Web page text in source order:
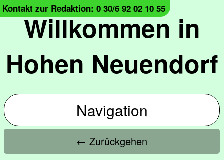
Willkommen in
Hohen Neuendorf
Kontakt zur Redaktion: 0 30/6 92 02 10 55
Navigation
← Zurückgehen